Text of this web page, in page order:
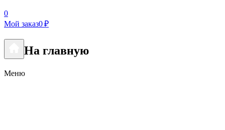
0
Мой заказ0 ₽
На главную
Меню